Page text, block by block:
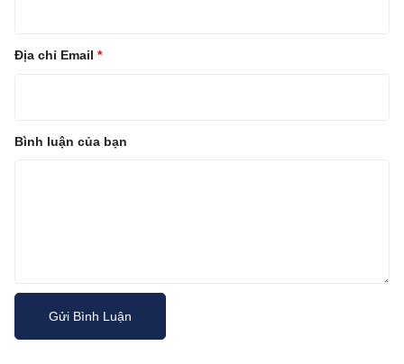
Bình luận của bạn
Địa chỉ Email *